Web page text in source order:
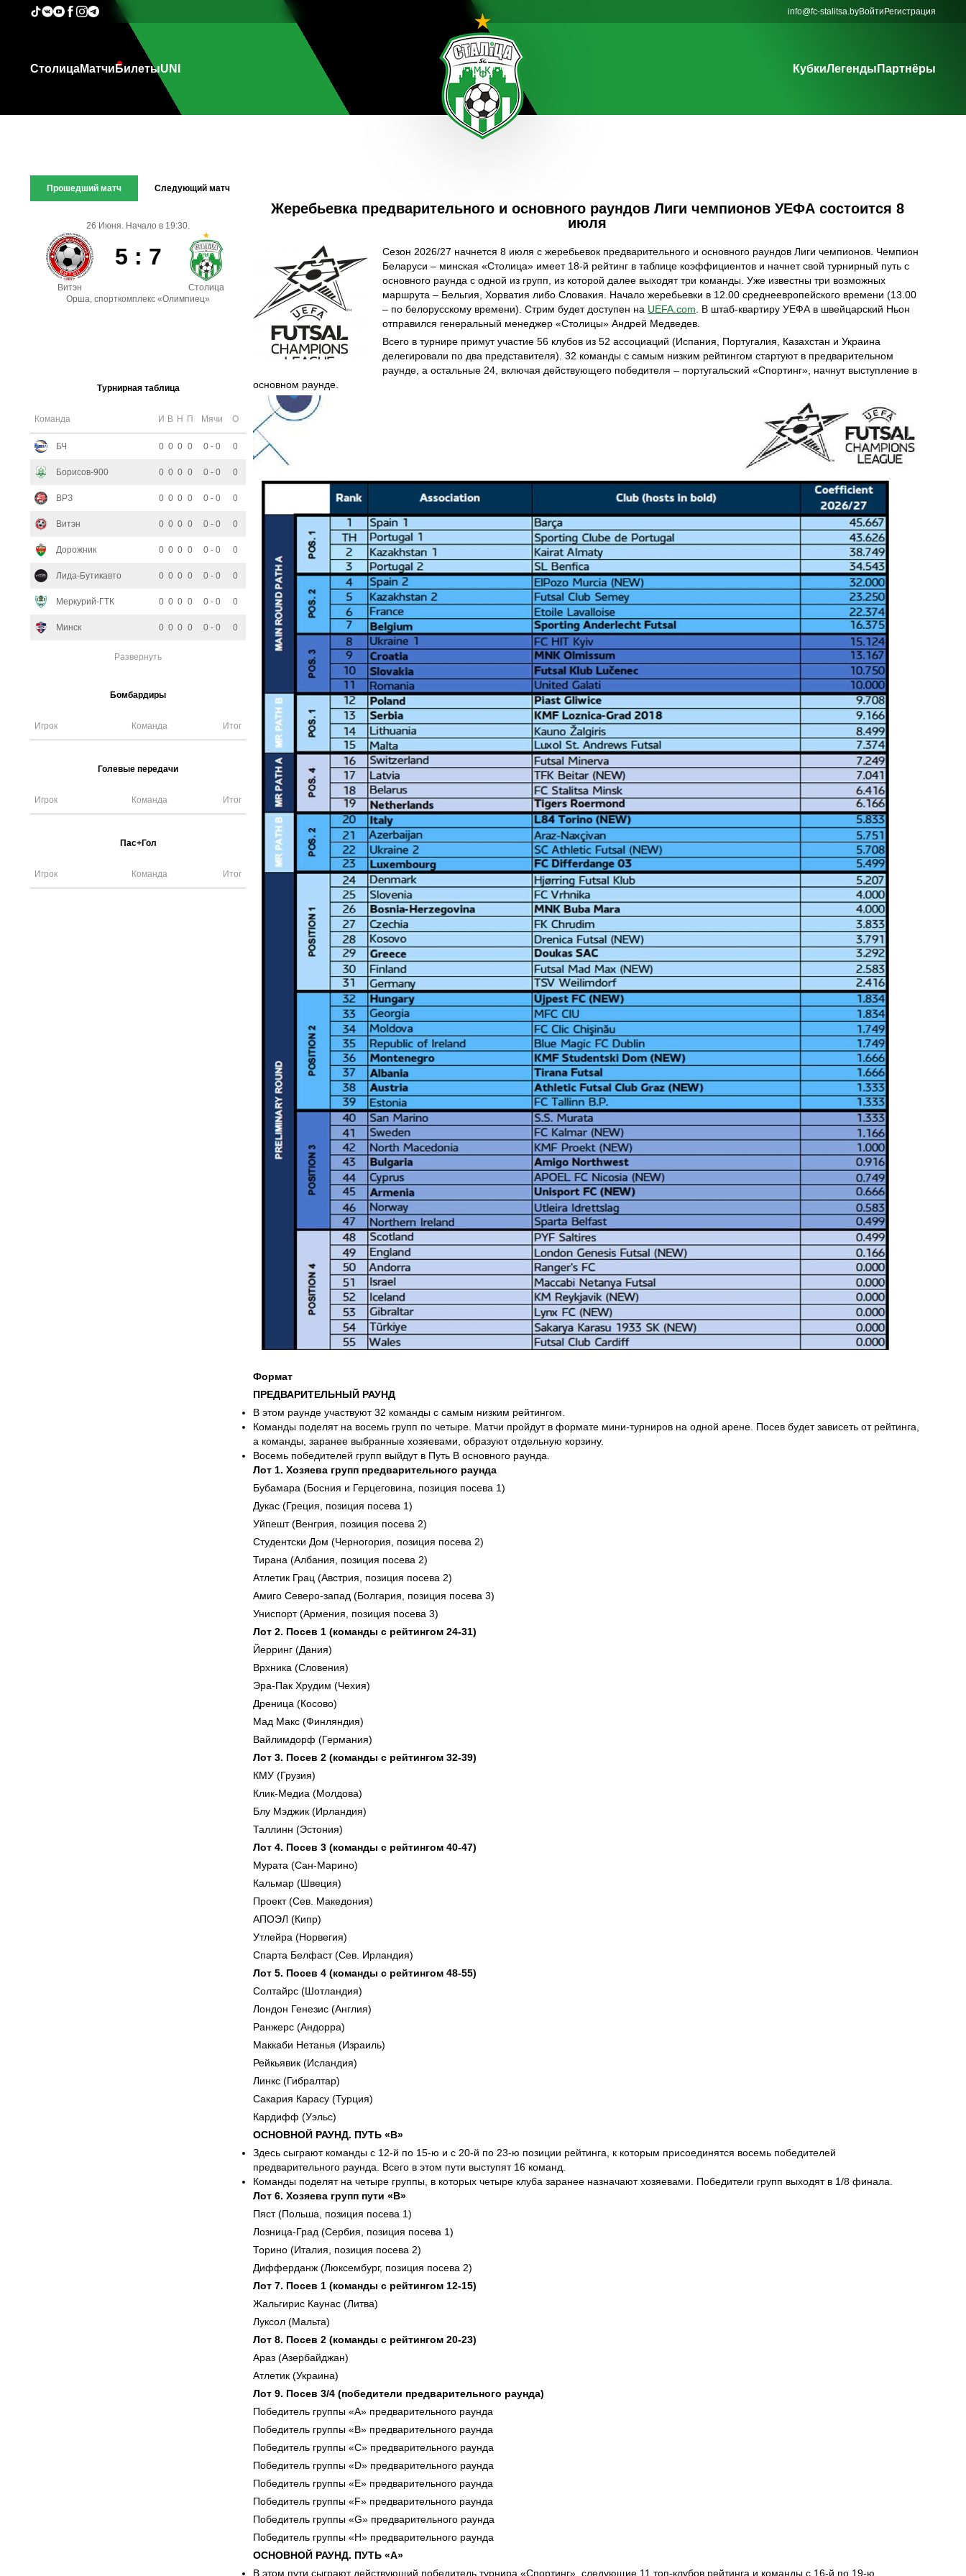
info@fc-stalitsa.byВойти Регистрация
СтолицаМатчи БилетыUNI КубкиЛегенды Партнёры
Прошедший матч Следующий матч
26 Июня. Начало в 19:30.
5 : 7
Витэн
Столица
Орша, спорткомплекс «Олимпиец»
Турнирная таблица
Команда И В Н П Мячи О
БЧ 0 0 0 0 0 - 0 0
Борисов-900 0 0 0 0 0 - 0 0
ВРЗ 0 0 0 0 0 - 0 0
Витэн 0 0 0 0 0 - 0 0
Дорожник 0 0 0 0 0 - 0 0
Лида-Бутикавто 0 0 0 0 0 - 0 0
Меркурий-ГТК 0 0 0 0 0 - 0 0
Минск 0 0 0 0 0 - 0 0
Развернуть
Бомбардиры
Игрок Команда Итог
Голевые передачи
Игрок Команда Итог
Пас+Гол
Игрок Команда Итог
Жеребьевка предварительного и основного раундов Лиги чемпионов УЕФА состоится 8
июля
Сезон 2026/27 начнется 8 июля с жеребьевок предварительного и основного раундов Лиги чемпионов. Чемпион
Беларуси – минская «Столица» имеет 18-й рейтинг в таблице коэффициентов и начнет свой турнирный путь с
основного раунда с одной из групп, из которой далее выходят три команды. Уже известны три возможных
маршрута – Бельгия, Хорватия либо Словакия. Начало жеребьевки в 12.00 среднеевропейского времени (13.00
– по белорусскому времени). Стрим будет доступен на UEFA.com . В штаб-квартиру УЕФА в швейцарский Ньон
отправился генеральный менеджер «Столицы» Андрей Медведев.
Всего в турнире примут участие 56 клубов из 52 ассоциаций (Испания, Португалия, Казахстан и Украина
делегировали по два представителя). 32 команды с самым низким рейтингом стартуют в предварительном
раунде, а остальные 24, включая действующего победителя – португальский «Спортинг», начнут выступление в
основном раунде.
Формат
ПРЕДВАРИТЕЛЬНЫЙ РАУНД
В этом раунде участвуют 32 команды с самым низким рейтингом.
Команды поделят на восемь групп по четыре. Матчи пройдут в формате мини-турниров на одной арене. Посев будет зависеть от рейтинга,
а команды, заранее выбранные хозяевами, образуют отдельную корзину.
Восемь победителей групп выйдут в Путь B основного раунда.
Лот 1. Хозяева групп предварительного раунда
Бубамара (Босния и Герцеговина, позиция посева 1)
Дукас (Греция, позиция посева 1)
Уйпешт (Венгрия, позиция посева 2)
Студентски Дом (Черногория, позиция посева 2)
Тирана (Албания, позиция посева 2)
Атлетик Грац (Австрия, позиция посева 2)
Амиго Северо-запад (Болгария, позиция посева 3)
Униспорт (Армения, позиция посева 3)
Лот 2. Посев 1 (команды с рейтингом 24-31)
Йерринг (Дания)
Врхника (Словения)
Эра-Пак Хрудим (Чехия)
Дреница (Косово)
Мад Макс (Финляндия)
Вайлимдорф (Германия)
Лот 3. Посев 2 (команды с рейтингом 32-39)
КМУ (Грузия)
Клик-Медиа (Молдова)
Блу Мэджик (Ирландия)
Таллинн (Эстония)
Лот 4. Посев 3 (команды с рейтингом 40-47)
Мурата (Сан-Марино)
Кальмар (Швеция)
Проект (Сев. Македония)
АПОЭЛ (Кипр)
Утлейра (Норвегия)
Спарта Белфаст (Сев. Ирландия)
Лот 5. Посев 4 (команды с рейтингом 48-55)
Солтайрс (Шотландия)
Лондон Генезис (Англия)
Ранжерс (Андорра)
Маккаби Нетанья (Израиль)
Рейкьявик (Исландия)
Линкс (Гибралтар)
Сакария Карасу (Турция)
Кардифф (Уэльс)
ОСНОВНОЙ РАУНД. ПУТЬ «B»
Здесь сыграют команды с 12-й по 15-ю и с 20-й по 23-ю позиции рейтинга, к которым присоединятся восемь победителей
предварительного раунда. Всего в этом пути выступят 16 команд.
Команды поделят на четыре группы, в которых четыре клуба заранее назначают хозяевами. Победители групп выходят в 1/8 финала.
Лот 6. Хозяева групп пути «В»
Пяст (Польша, позиция посева 1)
Лозница-Град (Сербия, позиция посева 1)
Торино (Италия, позиция посева 2)
Дифферданж (Люксембург, позиция посева 2)
Лот 7. Посев 1 (команды с рейтингом 12-15)
Жальгирис Каунас (Литва)
Луксол (Мальта)
Лот 8. Посев 2 (команды с рейтингом 20-23)
Араз (Азербайджан)
Атлетик (Украина)
Лот 9. Посев 3/4 (победители предварительного раунда)
Победитель группы «А» предварительного раунда
Победитель группы «В» предварительного раунда
Победитель группы «С» предварительного раунда
Победитель группы «D» предварительного раунда
Победитель группы «E» предварительного раунда
Победитель группы «F» предварительного раунда
Победитель группы «G» предварительного раунда
Победитель группы «H» предварительного раунда
ОСНОВНОЙ РАУНД. ПУТЬ «А»
В этом пути сыграют действующий победитель турнира «Спортинг», следующие 11 топ-клубов рейтинга и команды с 16-й по 19-ю.